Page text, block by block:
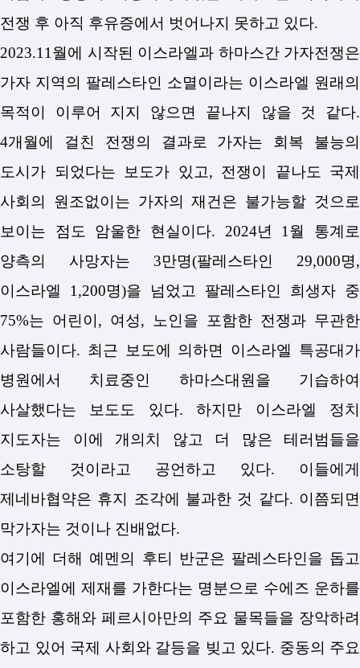
전쟁 후 아직 후유증에서 벗어나지 못하고 있다.
2023.11월에 시작된 이스라엘과 하마스간 가자전쟁은
가자 지역의 팔레스타인 소멸이라는 이스라엘 원래의
목적이 이루어 지지 않으면 끝나지 않을 것 같다.
4개월에 걸친 전쟁의 결과로 가자는 회복 불능의
도시가 되었다는 보도가 있고, 전쟁이 끝나도 국제
사회의 원조없이는 가자의 재건은 불가능할 것으로
보이는 점도 암울한 현실이다. 2024년 1월 통계로
양측의 사망자는 3만명(팔레스타인 29,000명,
이스라엘 1,200명)을 넘었고 팔레스타인 희생자 중
75%는 어린이, 여성, 노인을 포함한 전쟁과 무관한
사람들이다. 최근 보도에 의하면 이스라엘 특공대가
병원에서 치료중인 하마스대원을 기습하여
사살했다는 보도도 있다. 하지만 이스라엘 정치
지도자는 이에 개의치 않고 더 많은 테러범들을
소탕할 것이라고 공언하고 있다. 이들에게
제네바협약은 휴지 조각에 불과한 것 같다. 이쯤되면
막가자는 것이나 진배없다.
여기에 더해 예멘의 후티 반군은 팔레스타인을 돕고
이스라엘에 제재를 가한다는 명분으로 수에즈 운하를
포함한 홍해와 페르시아만의 주요 물목들을 장악하려
하고 있어 국제 사회와 갈등을 빚고 있다. 중동의 주요